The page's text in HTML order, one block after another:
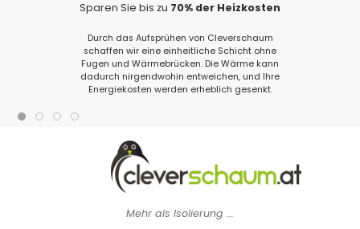
Sparen Sie bis zu 70% der Heizkosten
Durch das Aufsprühen von Cleverschaum
schaffen wir eine einheitliche Schicht ohne
Fugen und Wärmebrücken. Die Wärme kann
dadurch nirgendwohin entweichen, und Ihre
Energiekosten werden erheblich gesenkt.
Mehr als Isolierung ...